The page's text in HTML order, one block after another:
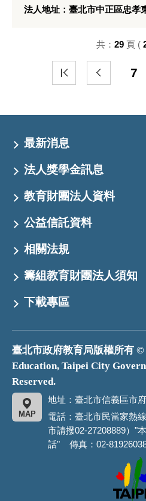
法人地址：臺北市中正區忠孝
7
共： 29 頁 (
最新消息
法人獎學金訊息
教育財團法人資料
公益信託資料
相關法規
籌組教育財團法人須知
下載專區
臺北市政府教育局版權所有
Education, Taipei City
Reserved.
地址：臺北市信義區市
MAP
電話：臺北市民當家熱
市請撥02-27208889）"
話" 傳真：02-
市
政